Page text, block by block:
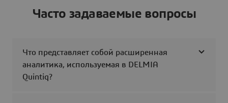
Часто задаваемые вопросы
Что представляет собой расширенная
аналитика, используемая в DELMIA
Quintiq?